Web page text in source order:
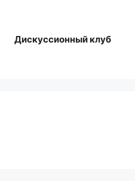
Дискуссионный клуб